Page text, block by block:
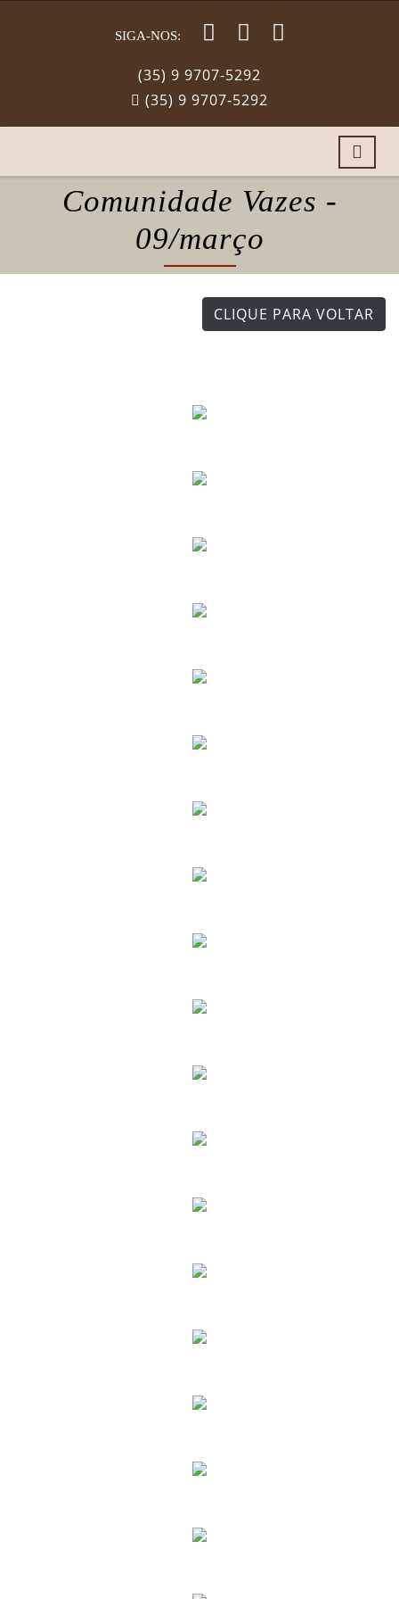
SIGA-NOS:
(35) 9 9707-5292
(35) 9 9707-5292
Comunidade Vazes -
09/março
CLIQUE PARA VOLTAR